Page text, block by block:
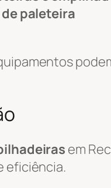
paleteira
em
eficiência.